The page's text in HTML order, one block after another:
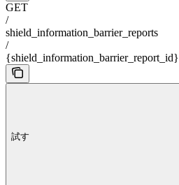
GET
/
shield_information_barrier_reports
/
{shield_information_barrier_report_id}
試す